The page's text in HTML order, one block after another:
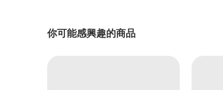
你可能感興趣的商品